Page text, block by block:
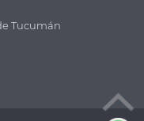
Tucumán